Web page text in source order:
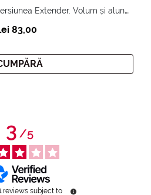
Rimelul de la Pupa, în versiunea Extender. Volum și alungire 3D. Gene amplificate și ridicate la infinit.
83,00
3/5
reviews subject to